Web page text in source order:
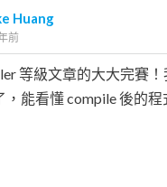
Huang
前
等級文章的大大完賽
，能看懂 compile 後的